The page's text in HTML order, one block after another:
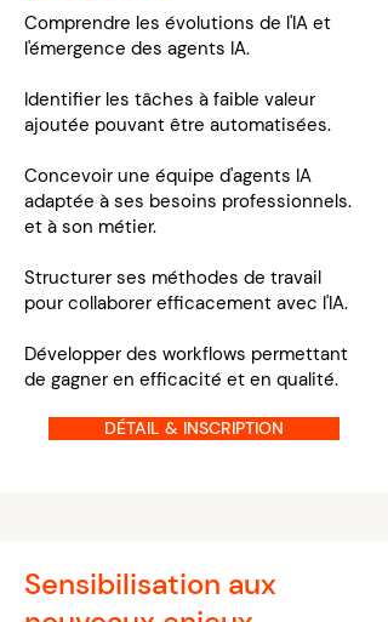
Comprendre les évolutions de l'IA et
l'émergence des agents IA.
Identifier les tâches à faible valeur
ajoutée pouvant être automatisées.
Concevoir une équipe d'agents IA
adaptée à ses besoins professionnels.
et à son métier.
Structurer ses méthodes de travail
pour collaborer efficacement avec l'IA.
Développer des workflows permettant
de gagner en efficacité et en qualité.
DÉTAIL & INSCRIPTION
Sensibilisation aux